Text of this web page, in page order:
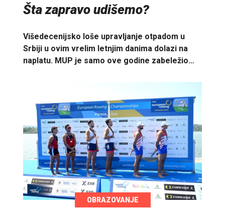
Šta zapravo udišemo?
Višedecenijsko loše upravljanje otpadom u
Srbiji u ovim vrelim letnjim danima dolazi na
naplatu. MUP je samo ove godine zabeležio…
OBRAZOVANJE